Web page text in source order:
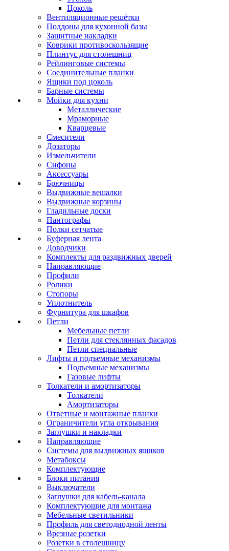
Цоколь
Вентиляционные решётки
Поддоны для кухонной базы
Защитные накладки
Коврики противоскользящие
Плинтус для столешниц
Рейлинговые системы
Соединительные планки
Ящики под цоколь
Барные системы
Мойки для кухни
Металлические
Мраморные
Кварцевые
Смесители
Дозаторы
Измельчители
Сифоны
Аксессуары
Брючницы
Выдвижные вешалки
Выдвижные корзины
Гладильные доски
Пантографы
Полки сетчатые
Буферная лента
Доводчики
Комплекты для раздвижных дверей
Направляющие
Профили
Ролики
Стопоры
Уплотнитель
Фурнитура для шкафов
Петли
Мебельные петли
Петли для стеклянных фасадов
Петли специальные
Лифты и подъемные механизмы
Подъемные механизмы
Газовые лифты
Толкатели и амортизаторы
Толкатели
Амортизаторы
Ответные и монтажные планки
Ограничители угла открывания
Заглушки и накладки
Направляющие
Системы для выдвижных ящиков
Метабоксы
Комплектующие
Блоки питания
Выключатели
Заглушки для кабель-канала
Комплектующие для монтажа
Мебельные светильники
Профиль для светодиодной ленты
Врезные розетки
Розетки в столешницу